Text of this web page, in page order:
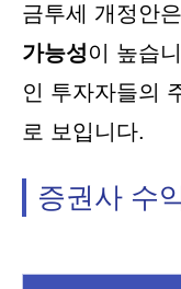
금투세 개정안은
가능성이 높습
인 투자자들의
로 보입니다.
증권사 수